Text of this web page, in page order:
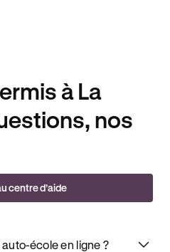
à La
nos
centre d’aide
école en ligne ?